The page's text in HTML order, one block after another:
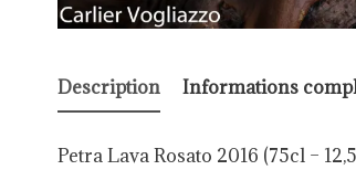
Description Informations
Petra Lava Rosato 2016 (75cl –